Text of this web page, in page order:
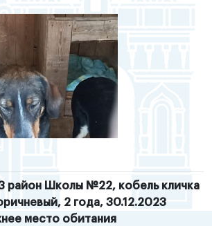
район Школы №22, кобель кличка
2 года, 30.12.2023
место обитания